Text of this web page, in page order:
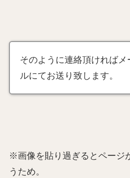
そのように連絡頂ければメ
ルにてお送り致します。
※画像を貼り過ぎるとページ
うため。